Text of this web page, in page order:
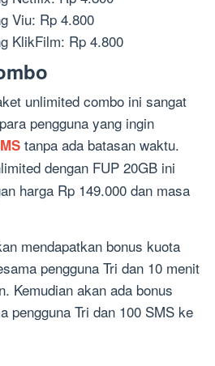
Viu: Rp 4.800
KlikFilm: Rp 4.800
unlimited combo ini sangat
pengguna yang ingin
tanpa ada batasan waktu.
dengan FUP 20GB ini
harga Rp 149.000 dan masa
mendapatkan bonus kuota
pengguna Tri dan 10 menit
Kemudian akan ada bonus
pengguna Tri dan 100 SMS ke